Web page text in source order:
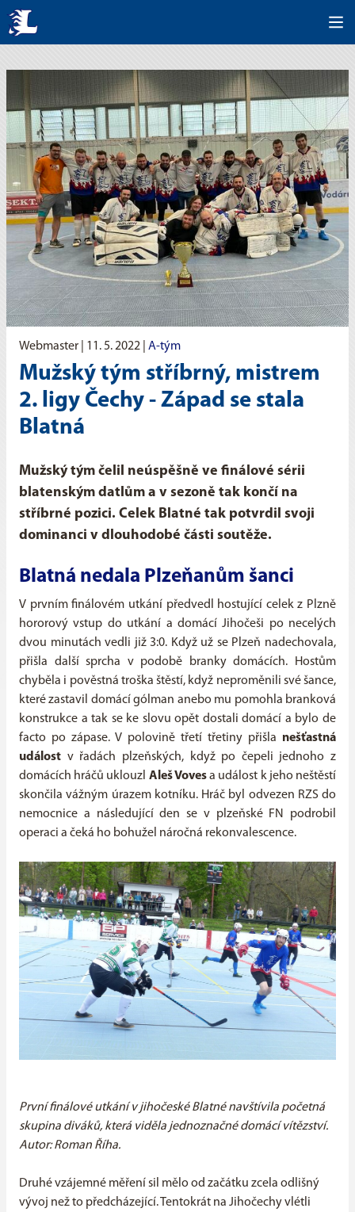
Webmaster | 11. 5. 2022 A-tým
Mužský tým stříbrný, mistrem
2. ligy Čechy - Západ se stala
Blatná
Mužský tým čelil neúspěšně ve finálové sérii
blatenským datlům a v sezoně tak končí na
stříbrné pozici. Celek Blatné tak potvrdil svoji
dominanci v dlouhodobé části soutěže.
Blatná nedala Plzeňanům šanci
V prvním finálovém utkání předvedl hostující celek z Plzně
hororový vstup do utkání a domácí Jihočeši po necelých
dvou minutách vedli již 3:0. Když už se Plzeň nadechovala,
přišla další sprcha v podobě branky domácích. Hostům
chyběla i pověstná troška štěstí, když neproměnili své šance,
které zastavil domácí gólman anebo mu pomohla branková
konstrukce a tak se ke slovu opět dostali domácí a bylo de
facto po zápase. V polovině třetí třetiny přišla nešťastná
událost v řadách plzeňských, když po čepeli jednoho z
domácích hráčů uklouzl Aleš Vovesa událost k jeho neštěstí
skončila vážným úrazem kotníku. Hráč byl odvezen RZS do
nemocnice a následující den se v plzeňské FN podrobil
operaci a čeká ho bohužel náročná rekonvalescence.
První finálové utkání v jihočeské Blatné navštívila početná
skupina diváků, která viděla jednoznačné domácí vítězství.
Autor: Roman Říha.
Druhé vzájemné měření sil mělo od začátku zcela odlišný
vývoj než to předcházející. Tentokrát na Jihočechy vlétli